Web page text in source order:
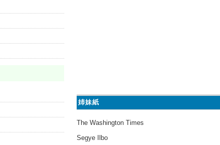
姉妹紙
The Washington Times
Segye Ilbo